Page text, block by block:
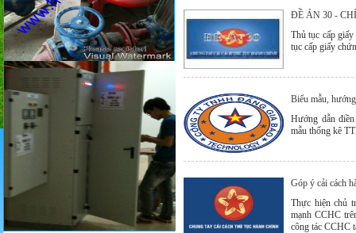
ĐỀ ÁN 30 -
Thủ tục cấp
tục cấp giấy
Biểu mẫu,
Hướng dẫn
mẫu thống kê
Góp ý cải cách
Thực hiện chủ
mạnh CCHC
công tác CCHC